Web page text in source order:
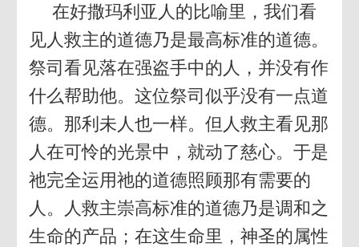
在好撒玛利亚人的比喻里，我们看
见人救主的道德乃是最高标准的道德。
祭司看见落在强盗手中的人，并没有作
什么帮助他。这位祭司似乎没有一点道
德。那利未人也一样。但人救主看见那
人在可怜的光景中，就动了慈心。于是
祂完全运用祂的道德照顾那有需要的
人。人救主崇高标准的道德乃是调和之
生命的产品；在这生命里，神圣的属性